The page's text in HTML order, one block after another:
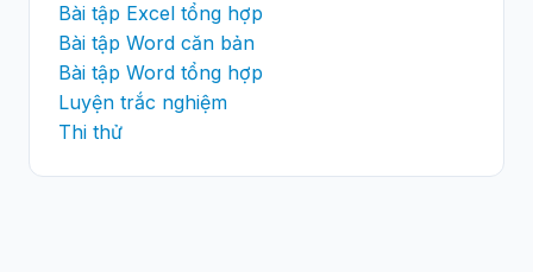
Bài tập Excel tổng hợp
Bài tập Word căn bản
Bài tập Word tổng hợp
Luyện trắc nghiệm
Thi thử